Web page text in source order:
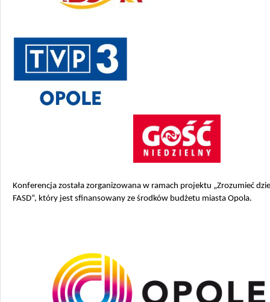
Konferencja została zorganizowana w ramach projektu „Zrozumieć
FASD”, który jest sfinansowany ze środków budżetu miasta Opola.